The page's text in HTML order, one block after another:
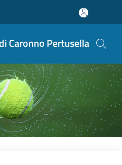
Caronno Pertusella